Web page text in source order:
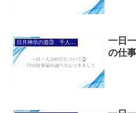
一日
の仕